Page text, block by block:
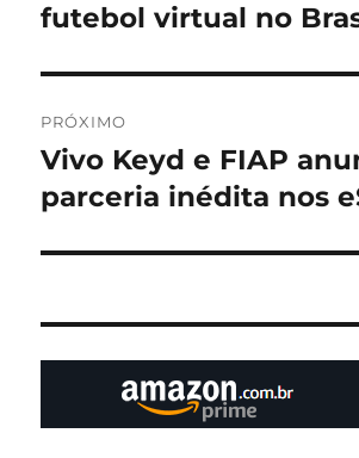
Post
anterior:
futebol virtual no
PRÓXIMO
Próximo
post:
Vivo Keyd e FIAP
parceria inédita nos